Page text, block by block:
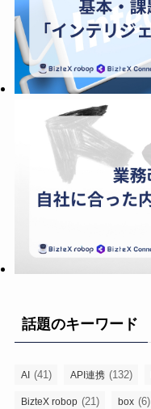
話題のキーワード
AI (41) API連携 (132)
BizteX robop (21) box (6)